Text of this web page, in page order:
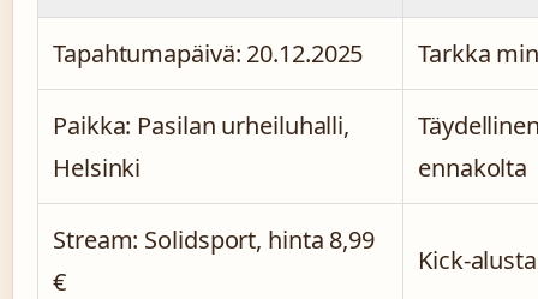
Tapahtumapäivä: 20.12.2025 Tarkka
Paikka: Pasilan urheiluhalli,
Helsinki
ennakolta
Stream: Solidsport, hinta 8,99
€
Kick-